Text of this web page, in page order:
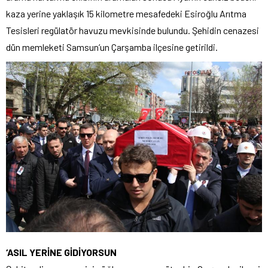
kaza yerine yaklaşık 15 kilometre mesafedeki Esiroğlu Arıtma
Tesisleri regülatör havuzu mevkisinde bulundu. Şehidin cenazesi
dün memleketi Samsun’un Çarşamba ilçesine getirildi.
‘ASIL YERİNE GİDİYORSUN